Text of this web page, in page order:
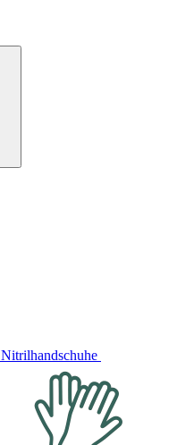
Nitrilhandschuhe